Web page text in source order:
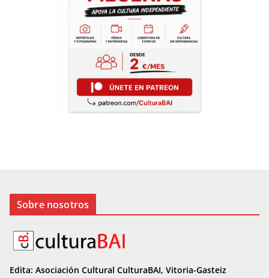
Sobre nosotros
Edita: Asociación Cultural CulturaBAI, Vitoria-Gasteiz